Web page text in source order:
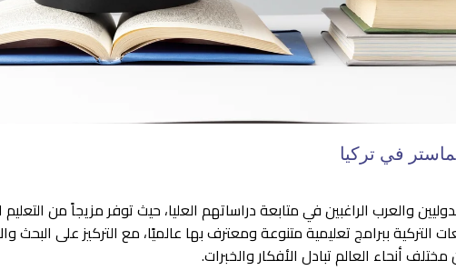
في تركيا
والعرب الراغبين في متابعة دراساتهم العليا، حيث توفر مزيجاً من
التركية ببرامج تعليمية متنوعة ومعترف بها عالميًا، مع التركيز على البحث
أنحاء العالم تبادل الأفكار والخبرات.